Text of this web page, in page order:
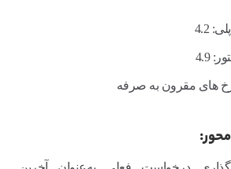
4.2
4.9
های مقرون به صرفه